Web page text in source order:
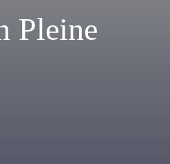
Pleine